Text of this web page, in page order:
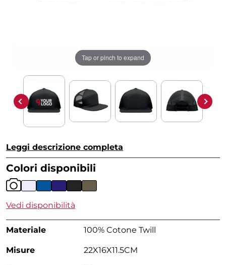
Tap or pinch to expand
Leggi descrizione completa
Colori disponibili
Vedi disponibilità
Materiale 100% Cotone Twill
Misure 22X16X11.5CM